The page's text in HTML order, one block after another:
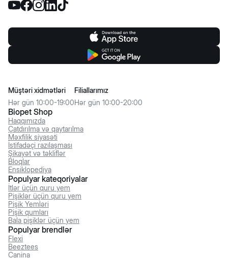
Biopet Shop
Haqqımızda
Çatdırılma və qaytarılma
Məxfilik siyasəti
İstifadəçi razılaşması
Şikayət və təkliflər
Bloqlar
Ensiklopediya
Müştəri xidmətləri
Hər gün 10:00-19:00
Filiallarımız
Hər gün 10:00-20:00
Populyar kateqoriyalar
İtlər üçün quru yem
Pişiklər üçün quru yem
Pişik Yemləri
Pişik qumları
Bala pişiklər üçün yem
Populyar brendlər
Flexi
Beeztees
Canina